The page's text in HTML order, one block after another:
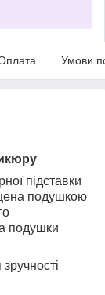
Умови
підставки
подушкою
подушки